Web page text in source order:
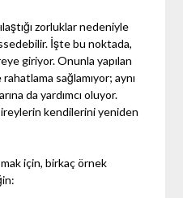
zorluklar nedeniyle
İşte bu noktada,
giriyor. Onunla yapılan
rahatlama sağlamıyor; aynı
da yardımcı oluyor.
kendilerini yeniden
için, birkaç örnek